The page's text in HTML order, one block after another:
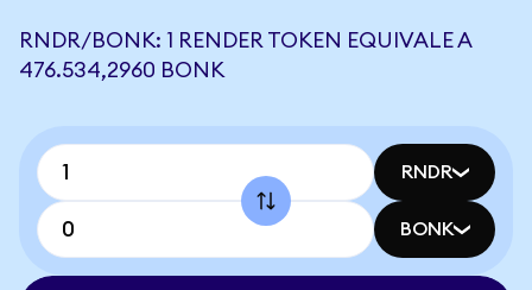
RNDR/BONK: 1 RENDER TOKEN EQUIVALE A
476.534,2960 BONK
RNDR
BONK